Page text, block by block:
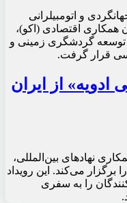
و اتومبیلرانی
همکاری اقتصادی (اکو)،
توسعه گردشگری زمینی و
قرار گرفت.
ادویه» از ایران
نهادهای بین‌المللی،
برگزار می‌کند. این رویداد
را به سفری